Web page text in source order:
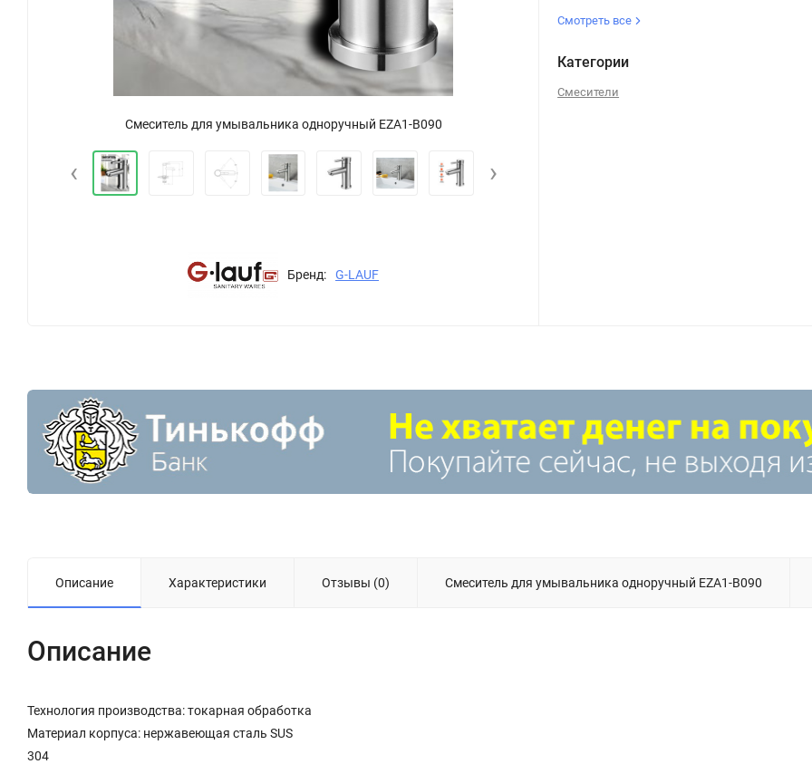
Смеситель для умывальника одноручный EZA1-B090
‹ ›
Бренд: G-LAUF
Смотреть все
Категории
Смесители
Описание Характеристики Отзывы (0) Смеситель для умывальника одноручный EZA1-B090
Описание
Технология производства: токарная обработка
Материал корпуса: нержавеющая сталь SUS
304